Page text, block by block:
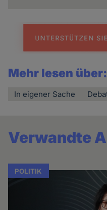
Mehr lesen über:
In eigener Sache
Verwandte
POLITIK